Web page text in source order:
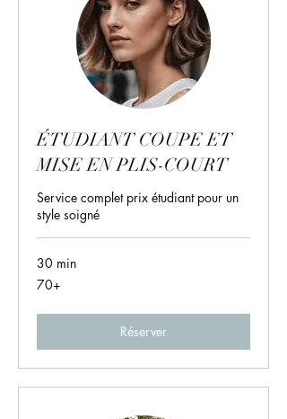
ÉTUDIANT COUPE ET
MISE EN PLIS-COURT
Service complet prix étudiant pour un
style soigné
30 min
70+
70+
Réserver